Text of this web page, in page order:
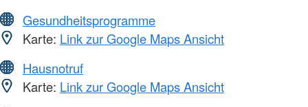
Gesundheitsprogramme
Karte: Link zur Google Maps Ansicht
Hausnotruf
Karte: Link zur Google Maps Ansicht